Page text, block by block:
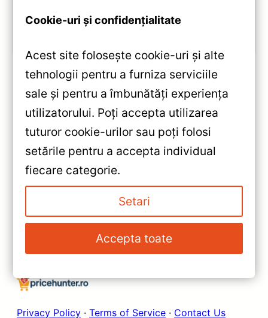
«Navigație Auto T’EYES Lux One
360° — 12.3″ IPS, 6+128GB,
Lexus RX 2003-2023 —
Caracteristici, Păreri & Preț
Navigație Auto Teyes CC3 2K
pentru Ford Transit 2020-2021
— Recenzie Detaliată, Testare &
Recomandări
Privacy Policy · Terms of Service · Contact Us
Cookie-uri și confidențialitate
Acest site folosește cookie-uri și alte
tehnologii pentru a furniza serviciile
sale și pentru a îmbunătăți experiența
utilizatorului. Poți accepta utilizarea
tuturor cookie-urilor sau poți folosi
setările pentru a accepta individual
fiecare categorie.
Setari
Accepta toate